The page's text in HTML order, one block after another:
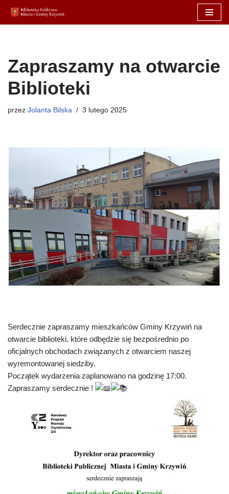
Przejdź
Zapraszamy na otwarcie
Biblioteki
przez Jolanta Bilska 3 lutego 2025
Serdecznie zapraszamy mieszkańców Gminy Krzywiń na
otwarcie biblioteki, które odbędzie się bezpośrednio po
oficjalnych obchodach związanych z otwarciem naszej
wyremontowanej siedziby.
Początek wydarzenia zaplanowano na godzinę 17:00.
Zapraszamy serdecznie !